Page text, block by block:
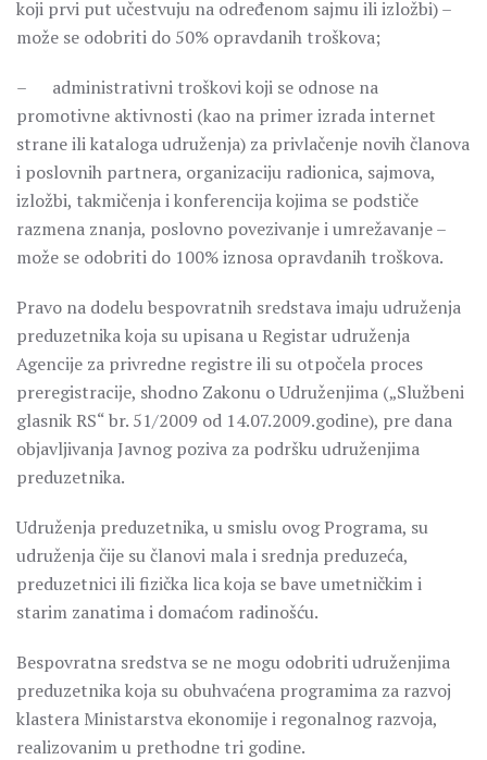
koji prvi put učestvuju na određenom sajmu ili izložbi) –
može se odobriti do 50% opravdanih troškova;
– administrativni troškovi koji se odnose na
promotivne aktivnosti (kao na primer izrada internet
strane ili kataloga udruženja) za privlačenje novih članova
i poslovnih partnera, organizaciju radionica, sajmova,
izložbi, takmičenja i konferencija kojima se podstiče
razmena znanja, poslovno povezivanje i umrežavanje –
može se odobriti do 100% iznosa opravdanih troškova.
Pravo na dodelu bespovratnih sredstava imaju udruženja
preduzetnika koja su upisana u Registar udruženja
Agencije za privredne registre ili su otpočela proces
preregistracije, shodno Zakonu o Udruženjima („Službeni
glasnik RS“ br. 51/2009 od 14.07.2009.godine), pre dana
objavljivanja Javnog poziva za podršku udruženjima
preduzetnika.
Udruženja preduzetnika, u smislu ovog Programa, su
udruženja čije su članovi mala i srednja preduzeća,
preduzetnici ili fizička lica koja se bave umetničkim i
starim zanatima i domaćom radinošću.
Bespovratna sredstva se ne mogu odobriti udruženjima
preduzetnika koja su obuhvaćena programima za razvoj
klastera Ministarstva ekonomije i regonalnog razvoja,
realizovanim u prethodne tri godine.